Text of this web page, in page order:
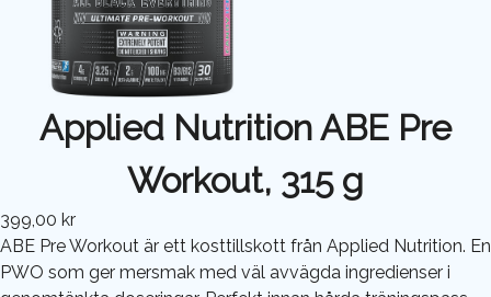
Applied Nutrition ABE Pre
Workout, 315 g
399,00 kr
ABE Pre Workout är ett kosttillskott från Applied Nutrition. En
PWO som ger mersmak med väl avvägda ingredienser i